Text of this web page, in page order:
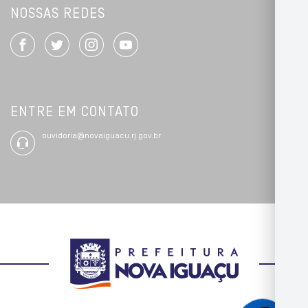
NOSSAS REDES
ENTRE EM CONTATO
ouvidoria@novaiguacu.rj.gov.br